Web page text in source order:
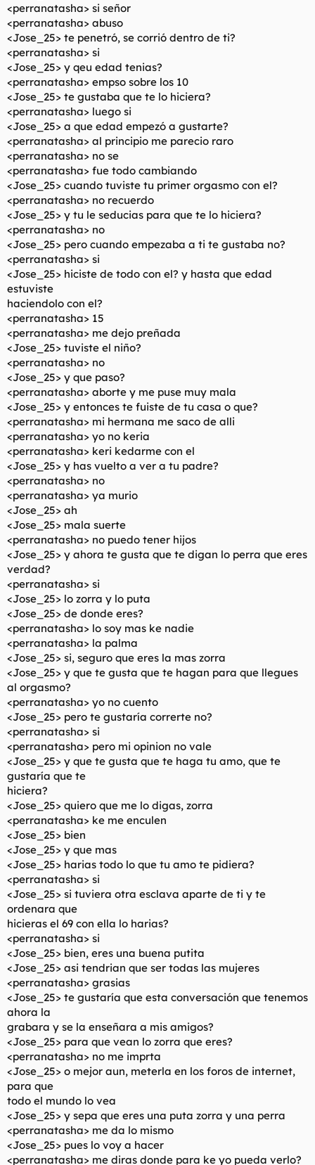
<perranatasha> si señor
<perranatasha> abuso
<Jose_25> te penetró, se corrió dentro de ti?
<perranatasha> si
<Jose_25> y qeu edad tenias?
<perranatasha> empso sobre los 10
<Jose_25> te gustaba que te lo hiciera?
<perranatasha> luego si
<Jose_25> a que edad empezó a gustarte?
<perranatasha> al principio me parecio raro
<perranatasha> no se
<perranatasha> fue todo cambiando
<Jose_25> cuando tuviste tu primer orgasmo con el?
<perranatasha> no recuerdo
<Jose_25> y tu le seducias para que te lo hiciera?
<perranatasha> no
<Jose_25> pero cuando empezaba a ti te gustaba no?
<perranatasha> si
<Jose_25> hiciste de todo con el? y hasta que edad
estuviste
haciendolo con el?
<perranatasha> 15
<perranatasha> me dejo preñada
<Jose_25> tuviste el niño?
<perranatasha> no
<Jose_25> y que paso?
<perranatasha> aborte y me puse muy mala
<Jose_25> y entonces te fuiste de tu casa o que?
<perranatasha> mi hermana me saco de alli
<perranatasha> yo no keria
<perranatasha> keri kedarme con el
<Jose_25> y has vuelto a ver a tu padre?
<perranatasha> no
<perranatasha> ya murio
<Jose_25> ah
<Jose_25> mala suerte
<perranatasha> no puedo tener hijos
<Jose_25> y ahora te gusta que te digan lo perra que eres
verdad?
<perranatasha> si
<Jose_25> lo zorra y lo puta
<Jose_25> de donde eres?
<perranatasha> lo soy mas ke nadie
<perranatasha> la palma
<Jose_25> si, seguro que eres la mas zorra
<Jose_25> y que te gusta que te hagan para que llegues
al orgasmo?
<perranatasha> yo no cuento
<Jose_25> pero te gustaría correrte no?
<perranatasha> si
<perranatasha> pero mi opinion no vale
<Jose_25> y que te gusta que te haga tu amo, que te
gustaría que te
hiciera?
<Jose_25> quiero que me lo digas, zorra
<perranatasha> ke me enculen
<Jose_25> bien
<Jose_25> y que mas
<Jose_25> harias todo lo que tu amo te pidiera?
<perranatasha> si
<Jose_25> si tuviera otra esclava aparte de ti y te
ordenara que
hicieras el 69 con ella lo harias?
<perranatasha> si
<Jose_25> bien, eres una buena putita
<Jose_25> asi tendrian que ser todas las mujeres
<perranatasha> grasias
<Jose_25> te gustaría que esta conversación que tenemos
ahora la
grabara y se la enseñara a mis amigos?
<Jose_25> para que vean lo zorra que eres?
<perranatasha> no me imprta
<Jose_25> o mejor aun, meterla en los foros de internet,
para que
todo el mundo lo vea
<Jose_25> y sepa que eres una puta zorra y una perra
<perranatasha> me da lo mismo
<Jose_25> pues lo voy a hacer
<perranatasha> me diras donde para ke yo pueda verlo?